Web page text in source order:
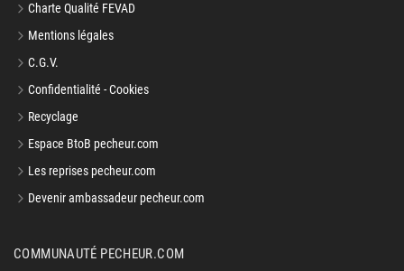
Charte Qualité FEVAD
Mentions légales
C.G.V.
Confidentialité - Cookies
Recyclage
Espace BtoB pecheur.com
Les reprises pecheur.com
Devenir ambassadeur pecheur.com
COMMUNAUTÉ PECHEUR.COM